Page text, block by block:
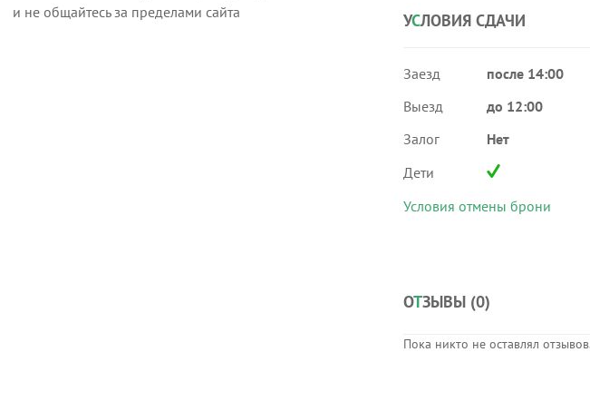
и не общайтесь за пределами сайта
УСЛОВИЯ СДАЧИ
Заезд
после 14:00
Выезд
до 12:00
Залог
Нет
Дети
Условия отмены брони
ОТЗЫВЫ (0)
Пока никто не оставлял отзывов.